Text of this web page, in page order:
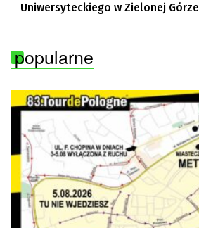
Uniwersyteckiego w Zielonej Górze
popularne